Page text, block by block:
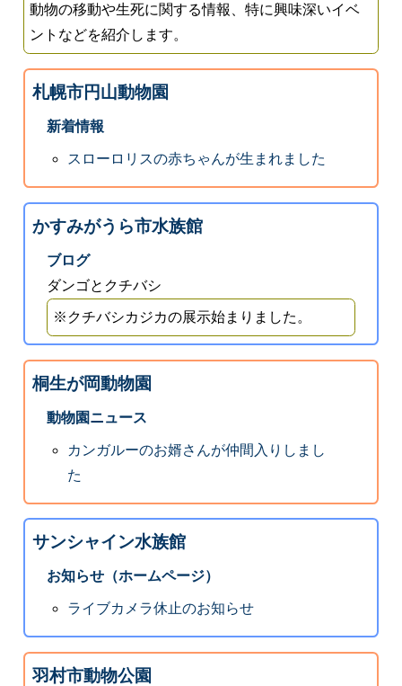
動物の移動や生死に関する情報、特に興味深いイベ
ントなどを紹介します。
札幌市円山動物園
新着情報
スローロリスの赤ちゃんが生まれました
かすみがうら市水族館
ブログ
ダンゴとクチバシ
※クチバシカジカの展示始まりました。
桐生が岡動物園
動物園ニュース
カンガルーのお婿さんが仲間入りしまし
た
サンシャイン水族館
お知らせ（ホームページ）
ライブカメラ休止のお知らせ
羽村市動物公園